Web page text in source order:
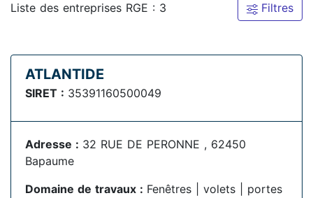
Liste des entreprises RGE : 3 Filtres
ATLANTIDE
SIRET : 35391160500049
Adresse : 32 RUE DE PERONNE , 62450
Bapaume
Domaine de travaux : Fenêtres | volets | portes